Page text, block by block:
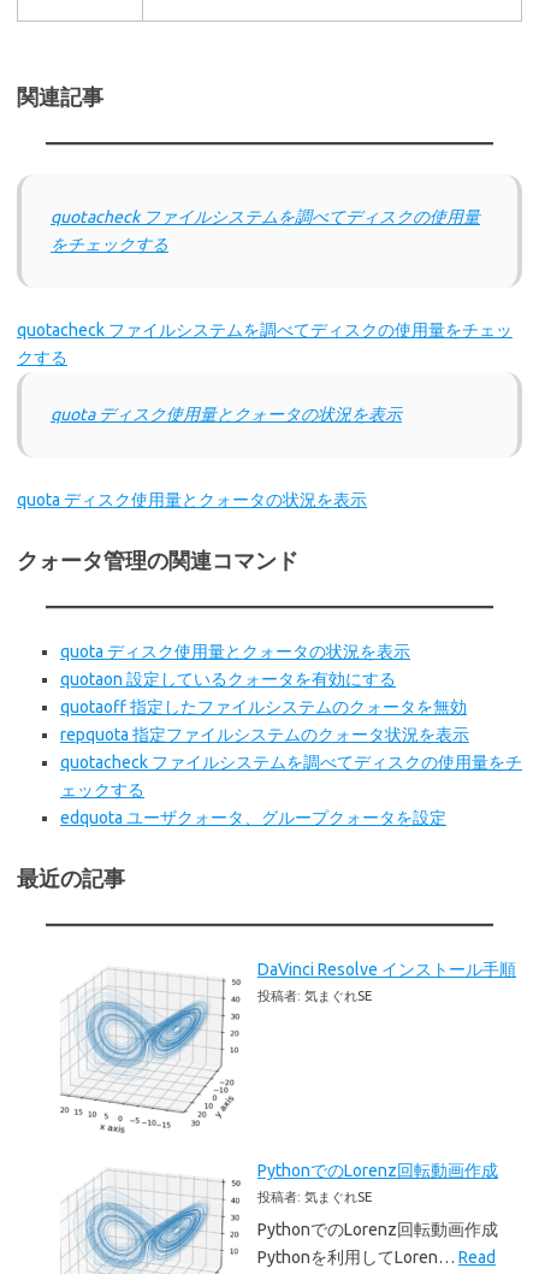
関連記事
quotacheck ファイルシステムを調べてディスクの使用量
をチェックする
quotacheck ファイルシステムを調べてディスクの使用量をチェッ
クする
quota ディスク使用量とクォータの状況を表示
quota ディスク使用量とクォータの状況を表示
クォータ管理の関連コマンド
quota ディスク使用量とクォータの状況を表示
quotaon 設定しているクォータを有効にする
quotaoff 指定したファイルシステムのクォータを無効
repquota 指定ファイルシステムのクォータ状況を表示
quotacheck ファイルシステムを調べてディスクの使用量をチ
ェックする
edquota ユーザクォータ、グループクォータを設定
最近の記事
DaVinci Resolve インストール手順
投稿者: 気まぐれSE
PythonでのLorenz回転動画作成
投稿者: 気まぐれSE
PythonでのLorenz回転動画作成
Pythonを利用してLoren… Read